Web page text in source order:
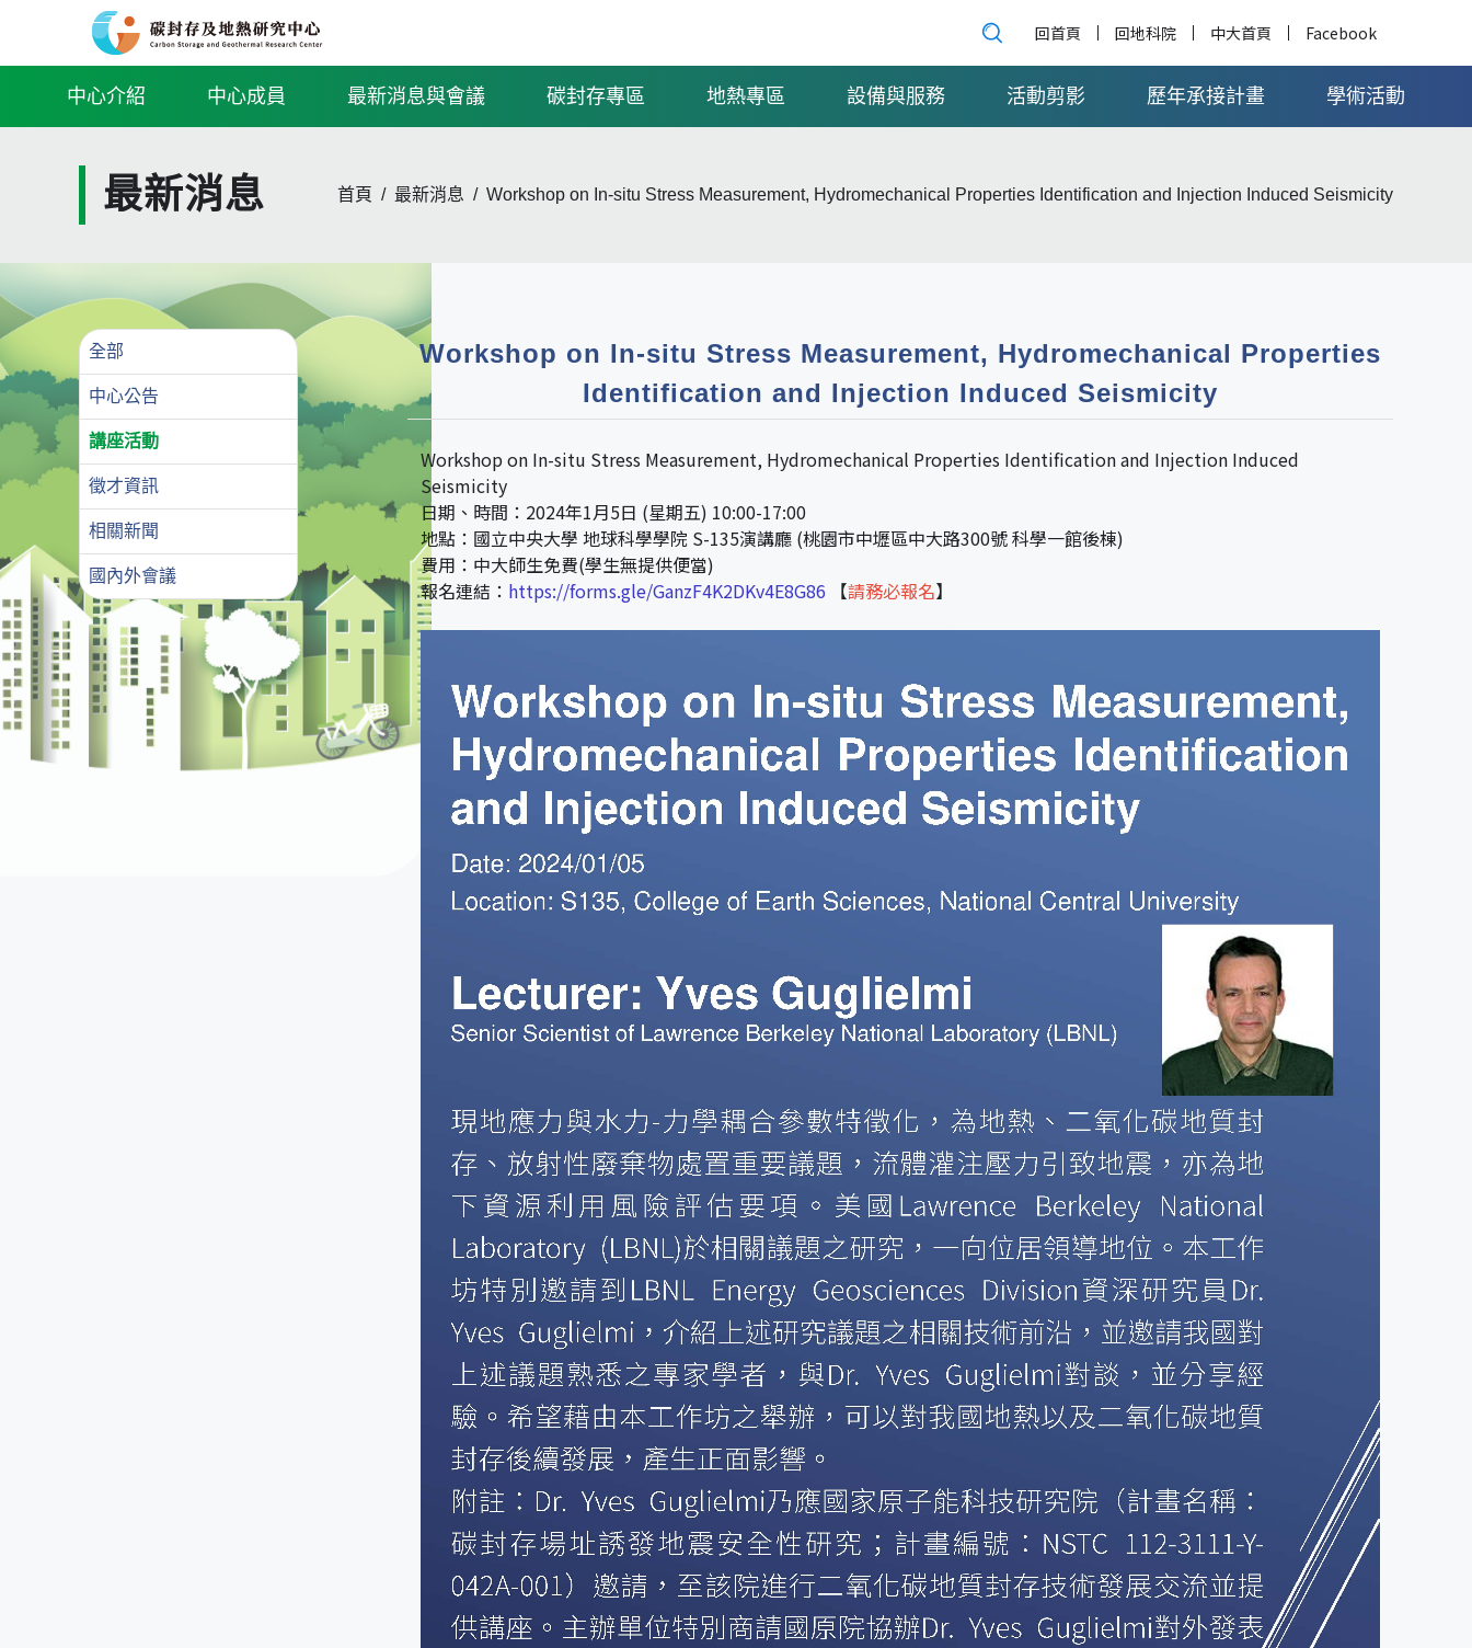
回首頁 回地科院 中大首頁 Facebook
中心介紹 中心成員 最新消息與會議 碳封存專區 地熱專區 設備與服務 活動剪影 歷年承接計畫 學術活動
最新消息 首頁 最新消息 Workshop on In-situ Stress Measurement, Hydromechanical Properties Identification and Injection Induced Seismicity
全部
中心公告
講座活動
徵才資訊
相關新聞
國內外會議
Workshop on In-situ Stress Measurement, Hydromechanical Properties
Identification and Injection Induced Seismicity
Workshop on In-situ Stress Measurement, Hydromechanical Properties Identification and Injection Induced
Seismicity
日期、時間：2024年1月5日 (星期五) 10:00-17:00
地點：國立中央大學 地球科學學院 S-135演講廳 (桃園市中壢區中大路300號 科學一館後棟)
費用：中大師生免費(學生無提供便當)
報名連結： https://forms.gle/GanzF4K2DKv4E8G86 【請務必報名】